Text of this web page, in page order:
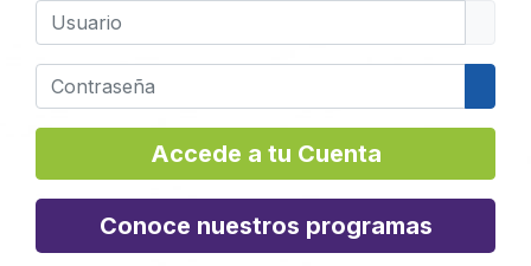
Usuario
Contraseña
Accede a tu Cuenta
Conoce nuestros programas